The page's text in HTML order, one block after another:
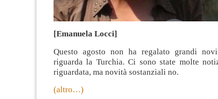
[Emanuela Locci]
Questo agosto non ha regalato grandi
riguarda la Turchia. Ci sono state molte
riguardata, ma novità sostanziali no.
(altro…)